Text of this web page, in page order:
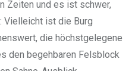
Zeiten und es ist schwer,
Vielleicht ist die Burg
die höchstgelegene
den begehbaren Felsblock